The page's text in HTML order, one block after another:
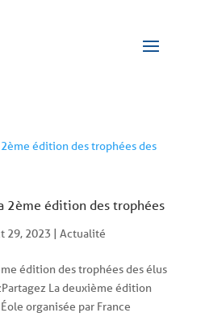
2ème édition des trophées
29, 2023 | Actualité
édition des trophées des élus
La deuxième édition
organisée par France